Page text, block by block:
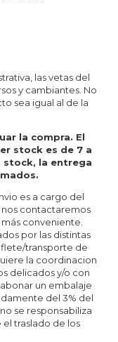
las vetas del
y cambiantes. No
sea igual al de la
la compra. El
stock es de 7 a
stock, la entrega
es a cargo del
contactaremos
conveniente.
por las distintas
flete/transporte de
la coordinacion
delicados y/o con
un embalaje
del 3% del
se responsabiliza
traslado de los